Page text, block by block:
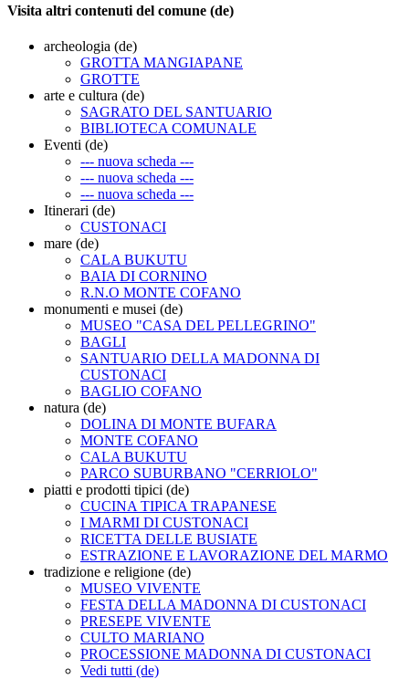
Visita altri contenuti del comune (de)
archeologia (de)
GROTTA MANGIAPANE
GROTTE
arte e cultura (de)
SAGRATO DEL SANTUARIO
BIBLIOTECA COMUNALE
Eventi (de)
--- nuova scheda ---
--- nuova scheda ---
--- nuova scheda ---
Itinerari (de)
CUSTONACI
mare (de)
CALA BUKUTU
BAIA DI CORNINO
R.N.O MONTE COFANO
monumenti e musei (de)
MUSEO "CASA DEL PELLEGRINO"
BAGLI
SANTUARIO DELLA MADONNA DI
CUSTONACI
BAGLIO COFANO
natura (de)
DOLINA DI MONTE BUFARA
MONTE COFANO
CALA BUKUTU
PARCO SUBURBANO "CERRIOLO"
piatti e prodotti tipici (de)
CUCINA TIPICA TRAPANESE
I MARMI DI CUSTONACI
RICETTA DELLE BUSIATE
ESTRAZIONE E LAVORAZIONE DEL MARMO
tradizione e religione (de)
MUSEO VIVENTE
FESTA DELLA MADONNA DI CUSTONACI
PRESEPE VIVENTE
CULTO MARIANO
PROCESSIONE MADONNA DI CUSTONACI
Vedi tutti (de)